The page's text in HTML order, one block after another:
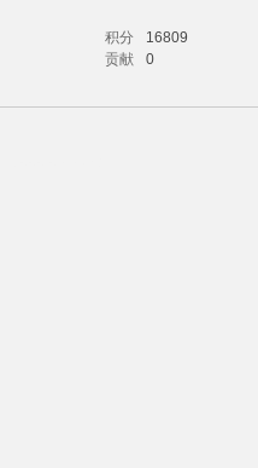
积分
16809
贡献 0